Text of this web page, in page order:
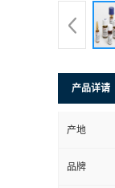
产品详请
产地
品牌